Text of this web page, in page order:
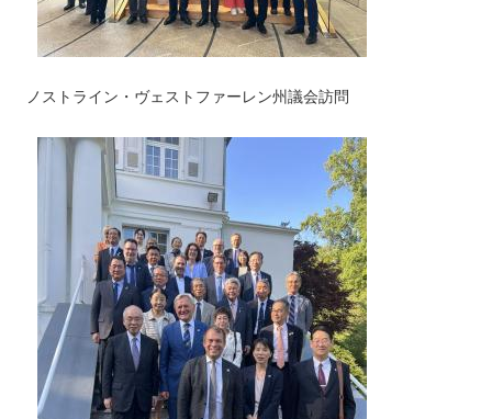
ノストライン・ヴェストファーレン州議会訪問